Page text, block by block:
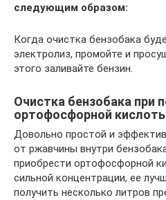
следующим образом:
Когда очистка бензобака
электролиз, промойте и
этого заливайте бензин.
Очистка бензобака при
ортофосфорной
Довольно простой и
от ржавчины внутри
приобрести ортофосфорной
сильной концентрации, ее
получить несколько литров